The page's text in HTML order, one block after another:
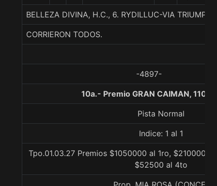
BELLEZA DIVINA, H.C., 6. RYDILLUC-VIA
CORRIERON TODOS.
-4897-
10a.- Premio GRAN CAIMAN, 1100
Pista Normal
Indice: 1 al 1
Tpo.01.03.27 Premios $1050000 al 1ro, $210000
$52500 al 4to